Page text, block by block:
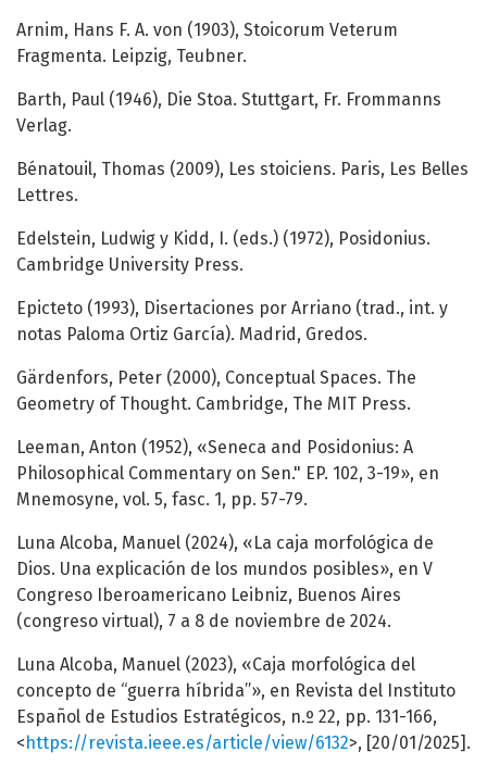
Arnim, Hans F. A. von (1903), Stoicorum Veterum
Fragmenta. Leipzig, Teubner.
Barth, Paul (1946), Die Stoa. Stuttgart, Fr. Frommanns
Verlag.
Bénatouil, Thomas (2009), Les stoiciens. Paris, Les Belles
Lettres.
Edelstein, Ludwig y Kidd, I. (eds.) (1972), Posidonius.
Cambridge University Press.
Epicteto (1993), Disertaciones por Arriano (trad., int. y
notas Paloma Ortiz García). Madrid, Gredos.
Gärdenfors, Peter (2000), Conceptual Spaces. The
Geometry of Thought. Cambridge, The MIT Press.
Leeman, Anton (1952), «Seneca and Posidonius: A
Philosophical Commentary on Sen." EP. 102, 3-19», en
Mnemosyne, vol. 5, fasc. 1, pp. 57-79.
Luna Alcoba, Manuel (2024), «La caja morfológica de
Dios. Una explicación de los mundos posibles», en V
Congreso Iberoamericano Leibniz, Buenos Aires
(congreso virtual), 7 a 8 de noviembre de 2024.
Luna Alcoba, Manuel (2023), «Caja morfológica del
concepto de “guerra híbrida”», en Revista del Instituto
Español de Estudios Estratégicos, n.º 22, pp. 131-166,
<https://revista.ieee.es/article/view/6132>, [20/01/2025].